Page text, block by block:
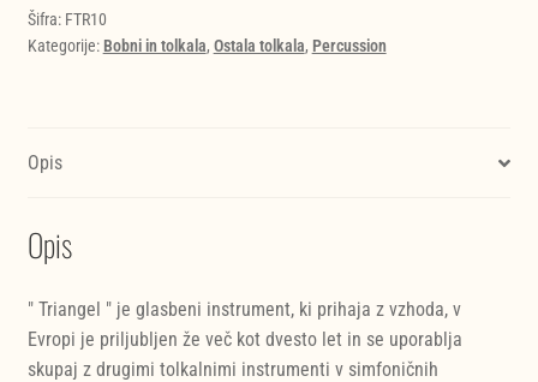
cm
triangel
Šifra: FTR10
Kategorije: Bobni in tolkala, Ostala tolkala, Percussion
Opis
Opis
" Triangel " je glasbeni instrument, ki prihaja z vzhoda, v
Evropi je priljubljen že več kot dvesto let in se uporablja
skupaj z drugimi tolkalnimi instrumenti v simfoničnih